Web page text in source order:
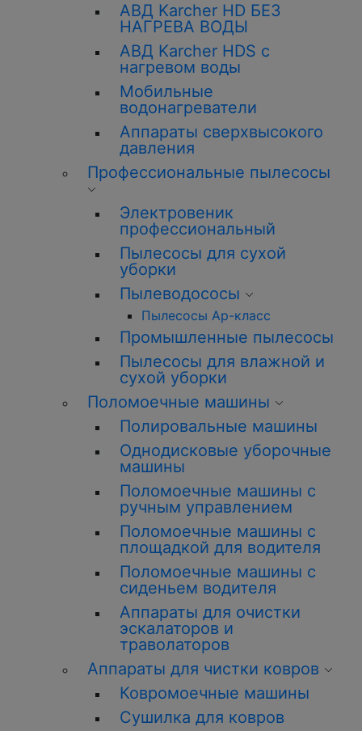
АВД Karcher HD БЕЗ
НАГРЕВА ВОДЫ
АВД Karcher HDS с
нагревом воды
Мобильные
водонагреватели
Аппараты сверхвысокого
давления
Профессиональные пылесосы
Электровеник
профессиональный
Пылесосы для сухой
уборки
Пылеводососы
Пылесосы Ар-класс
Промышленные пылесосы
Пылесосы для влажной и
сухой уборки
Поломоечные машины
Полировальные машины
Однодисковые уборочные
машины
Поломоечные машины с
ручным управлением
Поломоечные машины с
площадкой для водителя
Поломоечные машины с
сиденьем водителя
Аппараты для очистки
эскалаторов и
траволаторов
Аппараты для чистки ковров
Ковромоечные машины
Сушилка для ковров